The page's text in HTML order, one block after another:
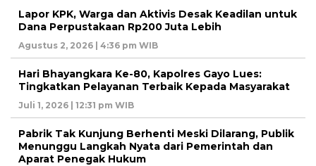
Lapor KPK, Warga dan Aktivis Desak Keadilan untuk
Dana Perpustakaan Rp200 Juta Lebih
Agustus 2, 2026 | 4:36 pm WIB
Hari Bhayangkara Ke-80, Kapolres Gayo Lues:
Tingkatkan Pelayanan Terbaik Kepada Masyarakat
Juli 1, 2026 | 12:31 pm WIB
Pabrik Tak Kunjung Berhenti Meski Dilarang, Publik
Menunggu Langkah Nyata dari Pemerintah dan
Aparat Penegak Hukum